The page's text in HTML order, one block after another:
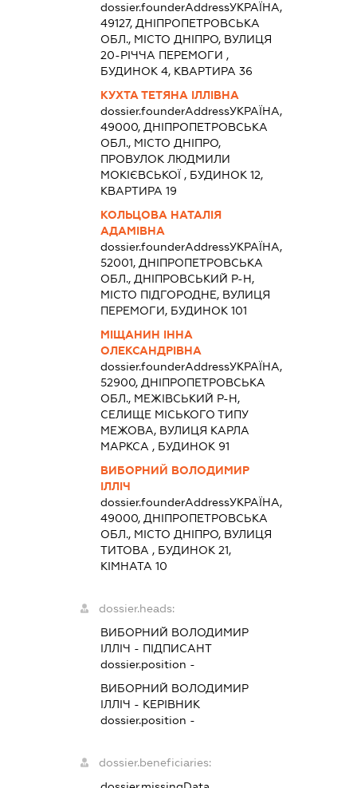
dossier.founderAddressУКРАЇНА,
49127, ДНІПРОПЕТРОВСЬКА
ОБЛ., МІСТО ДНІПРО, ВУЛИЦЯ
20-РІЧЧА ПЕРЕМОГИ ,
БУДИНОК 4, КВАРТИРА 36
КУХТА ТЕТЯНА ІЛЛІВНА
dossier.founderAddressУКРАЇНА,
49000, ДНІПРОПЕТРОВСЬКА
ОБЛ., МІСТО ДНІПРО,
ПРОВУЛОК ЛЮДМИЛИ
МОКІЄВСЬКОЇ , БУДИНОК 12,
КВАРТИРА 19
КОЛЬЦОВА НАТАЛІЯ
АДАМІВНА
dossier.founderAddressУКРАЇНА,
52001, ДНІПРОПЕТРОВСЬКА
ОБЛ., ДНІПРОВСЬКИЙ Р-Н,
МІСТО ПІДГОРОДНЕ, ВУЛИЦЯ
ПЕРЕМОГИ, БУДИНОК 101
МІЩАНИН ІННА
ОЛЕКСАНДРІВНА
dossier.founderAddressУКРАЇНА,
52900, ДНІПРОПЕТРОВСЬКА
ОБЛ., МЕЖІВСЬКИЙ Р-Н,
СЕЛИЩЕ МІСЬКОГО ТИПУ
МЕЖОВА, ВУЛИЦЯ КАРЛА
МАРКСА , БУДИНОК 91
ВИБОРНИЙ ВОЛОДИМИР
ІЛЛІЧ
dossier.founderAddressУКРАЇНА,
49000, ДНІПРОПЕТРОВСЬКА
ОБЛ., МІСТО ДНІПРО, ВУЛИЦЯ
ТИТОВА , БУДИНОК 21,
КІМНАТА 10
dossier.heads:
ВИБОРНИЙ ВОЛОДИМИР
ІЛЛІЧ - ПІДПИСАНТ
dossier.position -
ВИБОРНИЙ ВОЛОДИМИР
ІЛЛІЧ - КЕРІВНИК
dossier.position -
dossier.beneficiaries: